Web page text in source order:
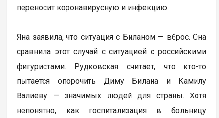
переносит коронавирусную и инфекцию.
Яна заявила, что ситуация с Биланом — вброс. Она
сравнила этот случай с ситуацией с российскими
фигуристами. Рудковская считает, что кто-то
пытается опорочить Диму Билана и Камилу
Валиеву — значимых людей для страны. Хотя
непонятно, как госпитализация в больницу